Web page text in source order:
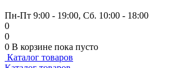
Пн-Пт 9:00 - 19:00, Сб. 10:00 - 18:00
0
0
0 В корзине пока пусто
Каталог товаров